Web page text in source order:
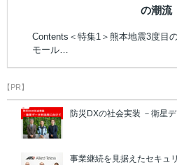
の潮流
Contents＜特集1＞熊本地震3度目
モール…
【PR】
防災DXの社会実装 －衛星
事業継続を見据えたセキュ